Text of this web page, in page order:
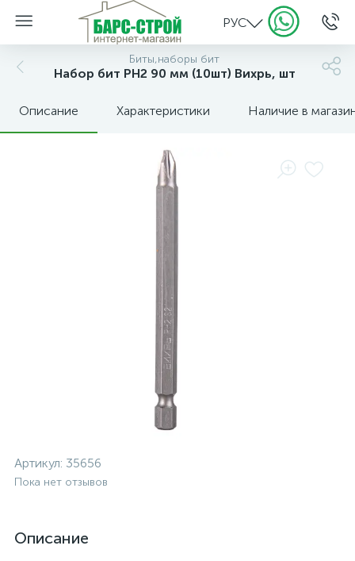
РУС
Биты,наборы бит
Набор бит PH2 90 мм (10шт) Вихрь, шт
Описание Характеристики Наличие в
Артикул: 35656
Пока нет отзывов
Описание